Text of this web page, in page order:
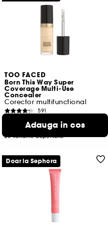
TOO FACED
Born This Way Super
Coverage Multi-Use
Concealer
Corector multifunctional
591
202,00 Lei
1.496,30 Lei /100ml
28 variante disponibile
Adauga in cos
Doar la Sephora